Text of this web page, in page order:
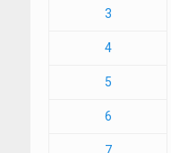
3
4
5
6